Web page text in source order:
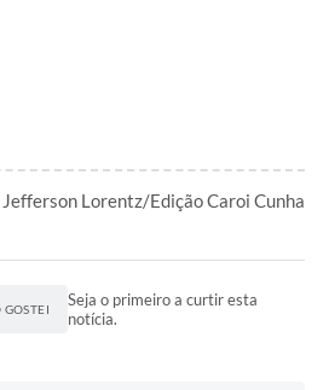
Lorentz/Edição Caroi Cunha
GOSTEI
Seja o primeiro a curtir esta
notícia.